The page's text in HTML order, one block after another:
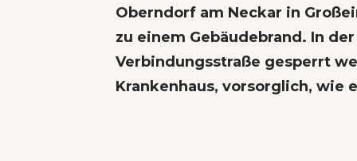
Oberndorf am Neckar in
zu einem Gebäudebrand. In
Verbindungsstraße gesperrt
Krankenhaus, vorsorglich, wie